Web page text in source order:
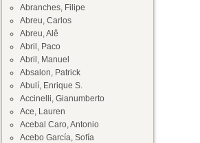
Abranches, Filipe
Abreu, Carlos
Abreu, Alê
Abril, Paco
Abril, Manuel
Absalon, Patrick
Abulí, Enrique S.
Accinelli, Gianumberto
Ace, Lauren
Acebal Caro, Antonio
Acebo García, Sofía